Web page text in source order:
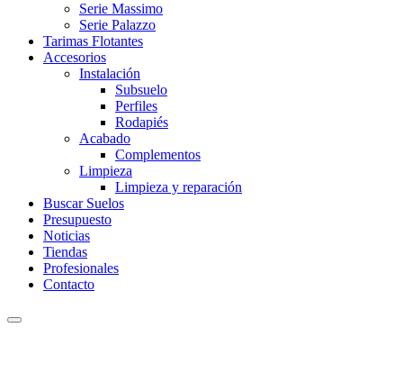
Serie Massimo
Serie Palazzo
Tarimas Flotantes
Accesorios
Instalación
Subsuelo
Perfiles
Rodapiés
Acabado
Complementos
Limpieza
Limpieza y reparación
Buscar Suelos
Presupuesto
Noticias
Tiendas
Profesionales
Contacto